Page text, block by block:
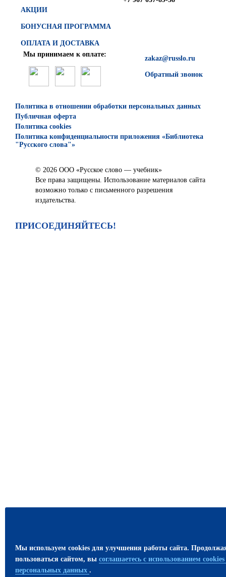
АКЦИИ
БОНУСНАЯ ПРОГРАММА
ОПЛАТА И ДОСТАВКА
zakaz@russlo.ru
Обратный звонок
Мы принимаем к оплате:
Политика в отношении обработки персональных данных
Публичная оферта
Политика cookies
Политика конфиденциальности приложения «Библиотека
"Русского слова"»
© 2026 ООО «Русское слово — учебник»
Все права защищены. Использование материалов сайта
возможно только с письменного разрешения
издательства.
ПРИСОЕДИНЯЙТЕСЬ!
Мы используем cookies для улучшения работы сайта.
пользоваться сайтом, вы соглашаетесь с использованием cookies
персональных данных .